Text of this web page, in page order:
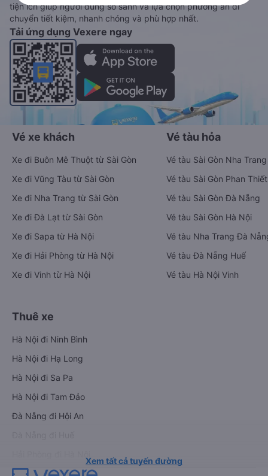
tiện ích giúp người dùng so sánh và lựa chọn phương án di
chuyển tiết kiệm, nhanh chóng và phù hợp nhất.
Tải ứng dụng Vexere ngay
Vé xe khách
Xe đi Buôn Mê Thuột từ Sài Gòn
Xe đi Vũng Tàu từ Sài Gòn
Xe đi Nha Trang từ Sài Gòn
Xe đi Đà Lạt từ Sài Gòn
Xe đi Sapa từ Hà Nội
Xe đi Hải Phòng từ Hà Nội
Xe đi Vinh từ Hà Nội
Vé tàu hỏa
Vé tàu Sài Gòn Nha Trang
Vé tàu Sài Gòn Phan Thiết
Vé tàu Sài Gòn Đà Nẵng
Vé tàu Sài Gòn Hà Nội
Vé tàu Nha Trang Đà
Vé tàu Đà Nẵng Huế
Vé tàu Hà Nội Vinh
Thuê xe
Hà Nội đi Ninh Bình
Hà Nội đi Hạ Long
Hà Nội đi Sa Pa
Hà Nội đi Tam Đảo
Đà Nẵng đi Hội An
Xem tất cả tuyến đường